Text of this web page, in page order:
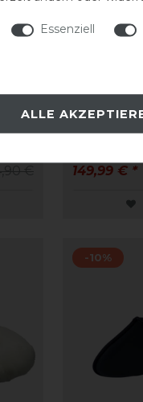
Kentucky
Anatomic
149,99 € *
-10%
Essenziell
ALLE